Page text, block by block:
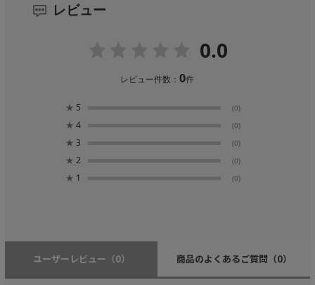
レビュー
0.0
レビュー件数：0件
★ 5 (0)
★ 4 (0)
★ 3 (0)
★ 2 (0)
★ 1 (0)
ユーザーレビュー （0） 商品のよくあるご質問 （0）